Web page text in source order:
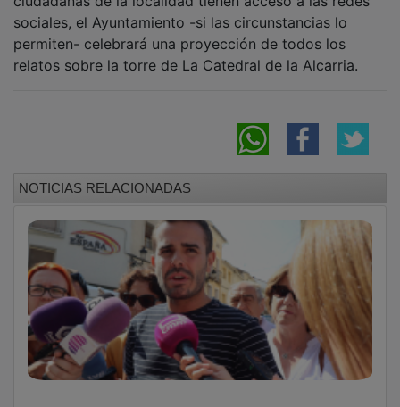
sociales, el Ayuntamiento -si las circunstancias lo
permiten- celebrará una proyección de todos los
relatos sobre la torre de La Catedral de la Alcarria.